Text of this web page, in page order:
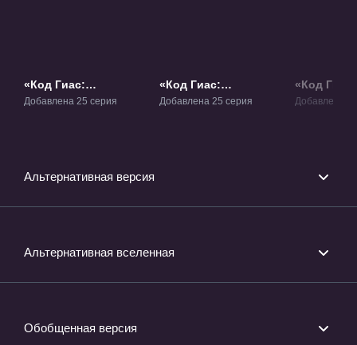
«Код Гиас:
Восставший Лелуш»
Добавлена 25 серия
«Код Гиас:
Восставший Лелуш
Добавлена 25 серия
«Код Гиас:
Добавлена 1
Альтернативная версия
Альтернативная вселенная
Обобщенная версия